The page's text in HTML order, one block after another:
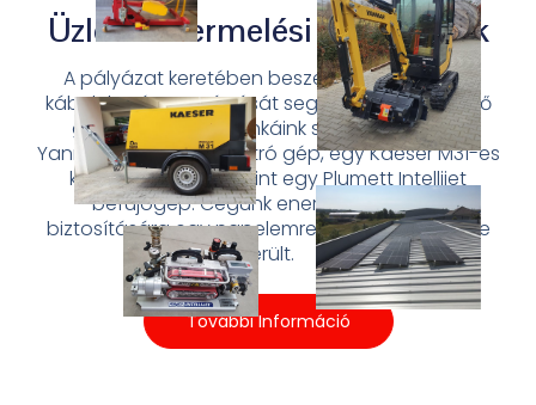
Üzleti és termelési fejlesztések
A pályázat keretében beszerzésre került egy
kábelek méretre vágását segítő kábeltekercselő
gép, kivitelezési munkáink során szükséges
Yanmar SV18-as minikotró gép, egy Kaeser M31-es
kompresszor, valamint egy Plumett Intellijet
befújógép. Cégünk energiaigényének
biztosítására egy napelemrendszer is kiépítésre
került.
További Információ